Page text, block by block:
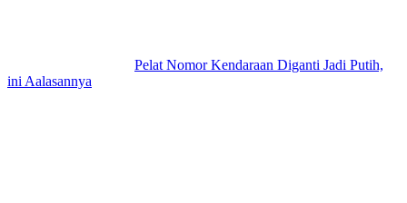
Pelat Nomor Kendaraan Diganti Jadi Putih,
ini Aalasannya